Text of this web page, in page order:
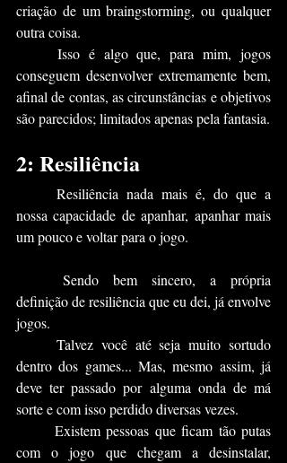
criação de um braingstorming, ou qualquer
outra coisa.
conseguem desenvolver extremamente bem,
afinal de contas, as circunstâncias e objetivos
são parecidos; limitados apenas pela fantasia.
2: Resiliência
nossa capacidade de apanhar, apanhar mais
um pouco e voltar para o jogo.
definição de resiliência que eu dei, já envolve
jogos.
dentro dos games... Mas, mesmo assim, já
deve ter passado por alguma onda de má
sorte e com isso perdido diversas vezes.
com o jogo que chegam a desinstalar,